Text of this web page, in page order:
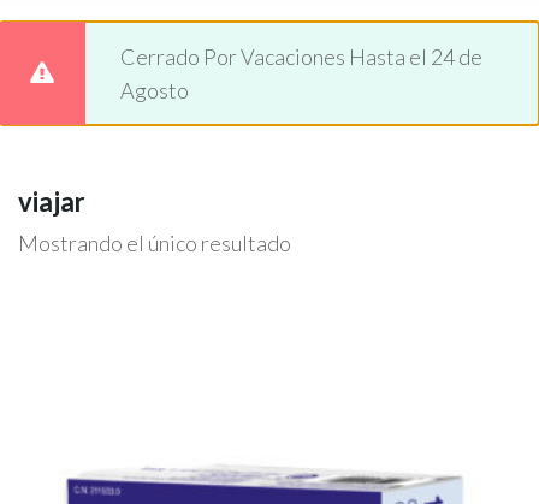
Cerrado Por Vacaciones Hasta el 24 de
Agosto
viajar
Mostrando el único resultado